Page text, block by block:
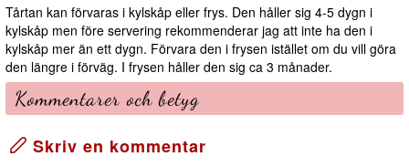
Tårtan kan förvaras i kylskåp eller frys. Den håller sig 4-5 dygn i
kylskåp men före servering rekommenderar jag att inte ha den i
kylskåp mer än ett dygn. Förvara den i frysen istället om du vill göra
den längre i förväg. I frysen håller den sig ca 3 månader.
Kommentarer och betyg
Skriv en kommentar